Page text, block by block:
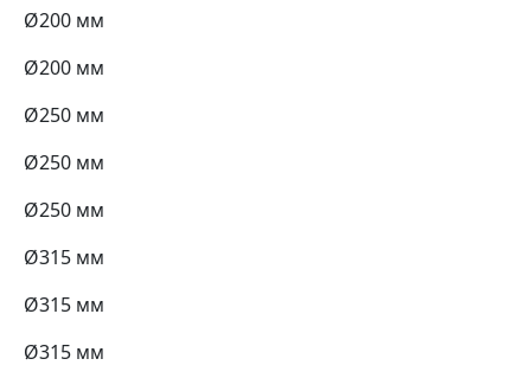
Ø200 мм
Ø200 мм
Ø250 мм
Ø250 мм
Ø250 мм
Ø315 мм
Ø315 мм
Ø315 мм